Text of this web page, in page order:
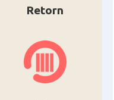
Retorn